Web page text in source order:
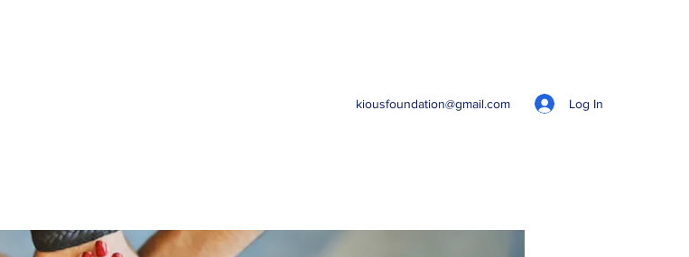
kiousfoundation@gmail.com Log In